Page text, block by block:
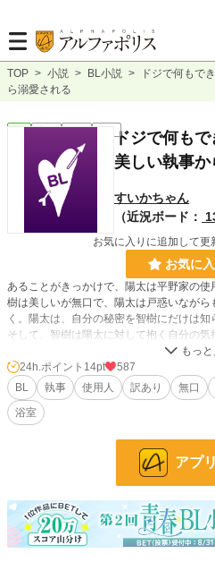
TOP > 小説 > BL小説 >
ドジで何もで
ら溺愛される
BL 完結 長編
ドジで何も
美しい執事
すいかちゃん
（近況ボード：
お気に入りに追加して更
お気に
あることがきっかけで、陽太は平野家の
樹は美しいが無口で、陽太は戸惑いなが
く。陽太は、自分の秘密を智樹にだけは知
そして、智樹は陽太に対して抱く自分の気
ある夜。うなされている陽太を見た智輝
かなり甘々なエッチです。
第一章
追手から逃れてきた陽太は、ある屋敷で
「完璧で美しい執事は、溺愛する少年を誰
智樹や聡真と穏やかに暮らす陽太。が、
24h.ポイント 14pt
587
BL
執事 使用人 訳あり 無口
浴室
アプ